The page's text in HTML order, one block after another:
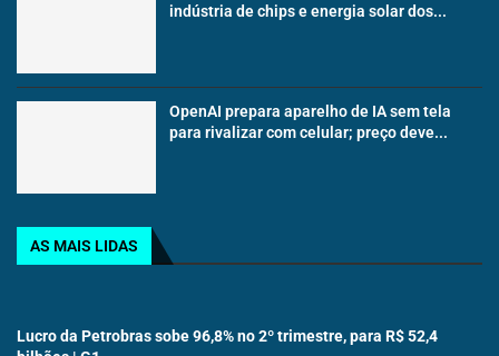
indústria de chips e energia solar dos...
OpenAI prepara aparelho de IA sem tela
para rivalizar com celular; preço deve...
AS MAIS LIDAS
Lucro da Petrobras sobe 96,8% no 2º trimestre, para R$ 52,4